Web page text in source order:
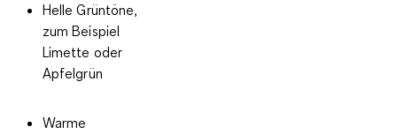
Helle Grüntöne,
zum Beispiel
Limette oder
Apfelgrün
Warme